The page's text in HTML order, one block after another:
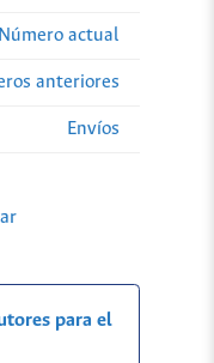
Número actual
anteriores
Envíos
para el